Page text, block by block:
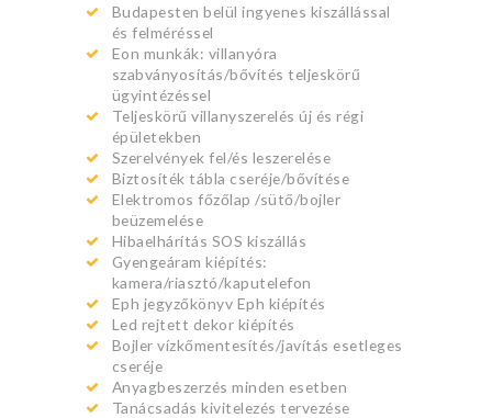
Budapesten belül ingyenes kiszállással
és felméréssel
Eon munkák: villanyóra
szabványosítás/bővítés teljeskörű
ügyintézéssel
Teljeskörű villanyszerelés új és régi
épületekben
Szerelvények fel/és leszerelése
Biztosíték tábla cseréje/bővítése
Elektromos főzőlap /sütő/bojler
beüzemelése
Hibaelhárítás SOS kiszállás
Gyengeáram kiépítés:
kamera/riasztó/kaputelefon
Eph jegyzőkönyv Eph kiépítés
Led rejtett dekor kiépítés
Bojler vízkőmentesítés/javítás esetleges
cseréje
Anyagbeszerzés minden esetben
Tanácsadás kivitelezés tervezése